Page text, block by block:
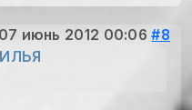
07 июнь 2012 00:06 #8
ИЛЬЯ